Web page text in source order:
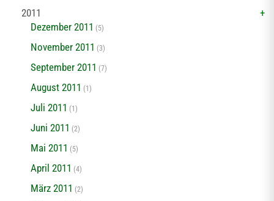
2011
Dezember 2011 (5)
November 2011 (3)
September 2011 (7)
August 2011 (1)
Juli 2011 (1)
Juni 2011 (2)
Mai 2011 (5)
April 2011 (4)
März 2011 (2)